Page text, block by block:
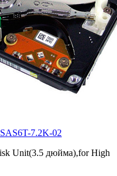
7.2K-02
Unit(3.5 дюйма),for High